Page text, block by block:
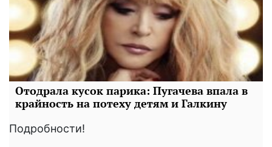
Отодрала кусок парика: Пугачева впала в
крайность на потеху детям и Галкину
Подробности!